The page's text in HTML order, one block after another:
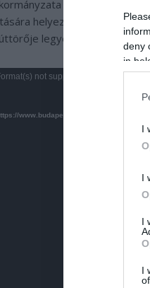
deny
in
I
I
I
I
a Smart City
helyezi a hangsúlyt.
legyen.
not supported or source(s) not
www.budapestvideo.hu/attachments/